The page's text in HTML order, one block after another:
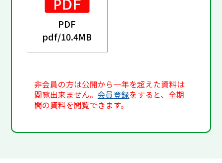
PDF
pdf/10.4MB
非会員の方は公開から一年を超えた資料は
閲覧出来ません。会員登録をすると、全期
間の資料を閲覧できます。